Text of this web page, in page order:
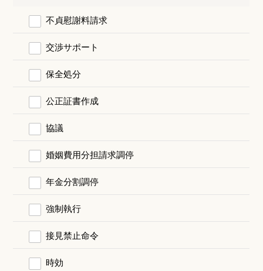
不貞慰謝料請求
交渉サポート
保全処分
公正証書作成
協議
婚姻費用分担請求調停
年金分割調停
強制執行
接見禁止命令
時効